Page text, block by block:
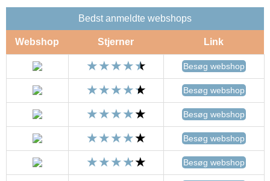
Bedst anmeldte webshops
Webshop Stjerner Link
Besøg webshop
Besøg webshop
Besøg webshop
Besøg webshop
Besøg webshop